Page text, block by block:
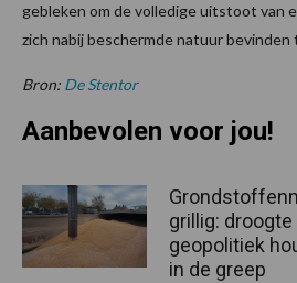
gebleken om de volledige uitstoot van
zich nabij beschermde natuur bevinden
Bron: De Stentor
Aanbevolen voor jou!
grillig: droogte
geopolitiek
in de greep